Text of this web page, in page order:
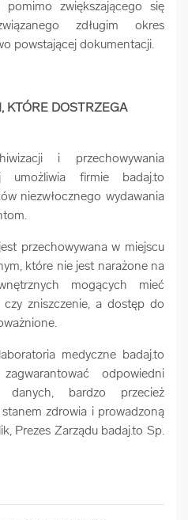
pomimo zwiększającego się
zdługim okres
powstającej dokumentacji.
KTÓRE DOSTRZEGA
i przechowywania
umożliwia firmie badaj.to
niezwłocznego wydawania
przechowywana w miejscu
które nie jest narażone na
mogących mieć
zniszczenie, a dostęp do
medyczne badaj.to
odpowiedni
danych, bardzo przecież
zdrowia i prowadzoną
Prezes Zarządu badaj.to Sp.